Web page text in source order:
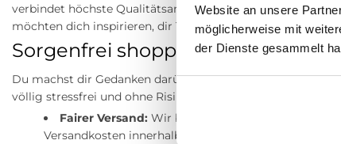
Website an unsere
möglicherweise mit
der Dienste gesammelt
verbindet höchste Qualitätsansprüche mit aktuellen
möchten dich inspirieren, dir Trends näherbringen und
Sorgenfrei shoppen: Versand,
Du machst dir Gedanken darüber, ob die Passform auch
völlig stressfrei und ohne Risiko gestaltet:
Fairer Versand: Wir bringen dir deine neuen
Versandkosten innerhalb Deutschlands bis an die